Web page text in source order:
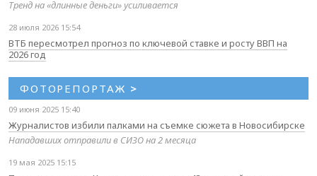
Тренд на «длинные деньги» усиливается
28 июля 2026 15:54
ВТБ пересмотрел прогноз по ключевой ставке и росту ВВП на
2026 год
ФОТОРЕПОРТАЖ >
09 июня 2025 15:40
Журналистов избили палками на съемке сюжета в Новосибирске
Нападавших отправили в СИЗО на 2 месяца
19 мая 2025 15:15